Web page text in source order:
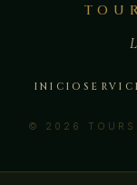
INICIO
© 2026 TOURS